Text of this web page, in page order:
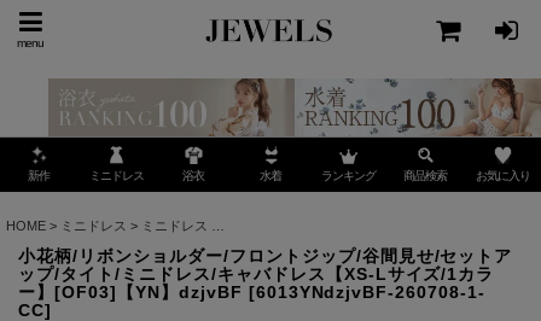
menu
新作 ミニドレス 浴衣 水着 ランキング 商品検索 お気に入り
HOME > ミニドレス > ミニドレス
小花柄/リボンショルダー/フロントジップ/谷間見せ/セットア
ップ/タイト/ミニドレス/キャバドレス【XS-Lサイズ/1カラ
ー】[OF03]【YN】dzjvBF [6013YNdzjvBF-260708-1-
CC]